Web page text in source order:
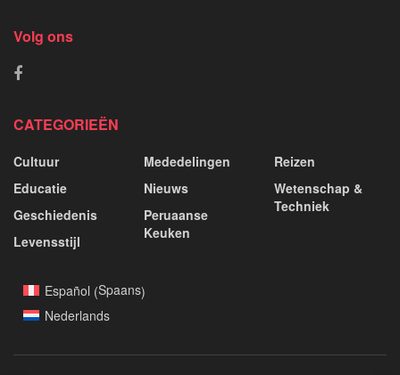
Volg ons
CATEGORIEËN
Cultuur
Educatie
Geschiedenis
Levensstijl
Mededelingen
Nieuws
Peruaanse
Keuken
Reizen
Wetenschap &
Techniek
Español (Spaans)
Nederlands